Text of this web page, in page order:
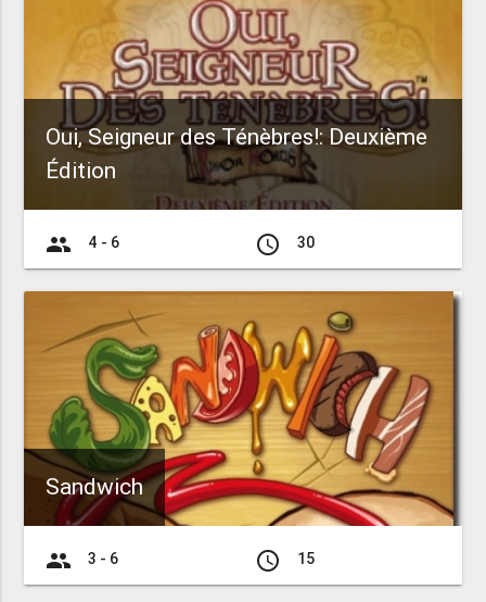
Oui, Seigneur des Ténèbres!: Deuxième
Édition
group 4 - 6 access_time 30
Sandwich
group 3 - 6 access_time 15